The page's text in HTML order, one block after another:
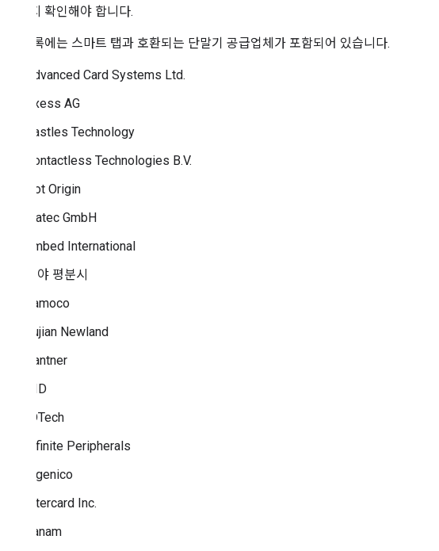
환되는지 확인해야 합니다.
다음 목록에는 스마트 탭과 호환되는 단말기 공급업체가 포함되어 있습니다.
Advanced Card Systems Ltd.
Axess AG
Castles Technology
Contactless Technologies B.V.
Dot Origin
Elatec GmbH
Embed International
주야 평분시
Famoco
Fujian Newland
Gantner
HID
IDTech
Infinite Peripherals
Ingenico
Intercard Inc.
Janam